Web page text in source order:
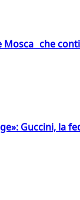
Mosca che
Guccini, la